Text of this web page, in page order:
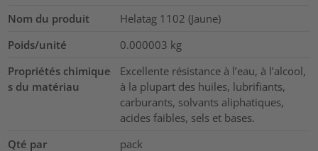
Nom du produit
Helatag 1102 (Jaune)
Poids/unité
0.000003 kg
Propriétés chimique
s du matériau
Excellente résistance à l’eau, à l’alcool,
à la plupart des huiles, lubrifiants,
carburants, solvants aliphatiques,
acides faibles, sels et bases.
Qté par
pack